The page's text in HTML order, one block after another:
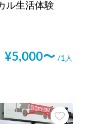
ル生活体験
¥5,000〜 /1人